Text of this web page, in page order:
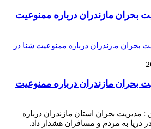
بحران مازندران درباره ممنوعیت
بحران مازندران درباره ممنوعیت
: مدیریت بحران استان مازندران درباره
دریا به مردم و مسافران هشدار داد.